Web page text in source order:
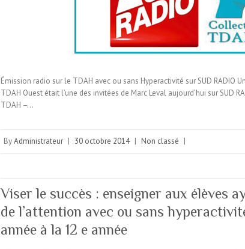
Émission radio sur le TDAH avec ou sans Hyperactivité sur SUD RADIO
TDAH Ouest était l’une des invitées de Marc Leval aujourd’hui sur SUD
TDAH –…
ByAdministrateur | 30 octobre 2014 | Non classé |
Viser le succès : enseigner aux élèves
de l’attention avec ou sans
année à la 12 e année